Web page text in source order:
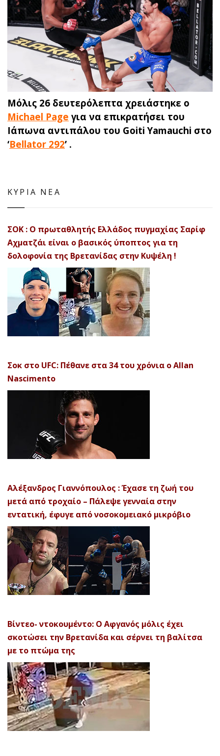
Μόλις 26 δευτερόλεπτα χρειάστηκε ο
Michael Page για να επικρατήσει του
Ιάπωνα αντιπάλου του Goiti Yamauchi στο
‘Bellator 292’ .
ΚΥΡΙΑ ΝΕΑ
ΣΟΚ : Ο πρωταθλητής Ελλάδος πυγμαχίας Σαρίφ
Αχματζάι είναι ο βασικός ύποπτος για τη
δολοφονία της Βρετανίδας στην Κυψέλη !
Σοκ στο UFC: Πέθανε στα 34 του χρόνια ο Allan
Nascimento
Αλέξανδρος Γιαννόπουλος : Έχασε τη ζωή του
μετά από τροχαίο – Πάλεψε γενναία στην
εντατική, έφυγε από νοσοκομειακό μικρόβιο
Βίντεο- ντοκουμέντο: Ο Αφγανός μόλις έχει
σκοτώσει την Βρετανίδα και σέρνει τη βαλίτσα
με το πτώμα της